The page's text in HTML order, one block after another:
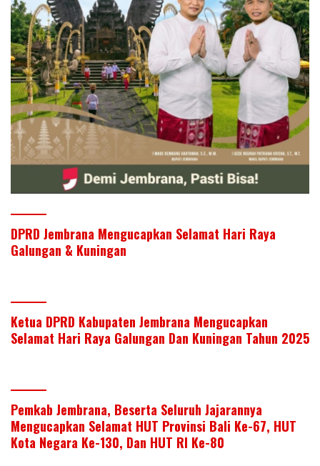
DPRD Jembrana Mengucapkan Selamat Hari Raya
Galungan & Kuningan
Ketua DPRD Kabupaten Jembrana Mengucapkan
Selamat Hari Raya Galungan Dan Kuningan Tahun 2025
Pemkab Jembrana, Beserta Seluruh Jajarannya
Mengucapkan Selamat HUT Provinsi Bali Ke-67, HUT
Kota Negara Ke-130, Dan HUT RI Ke-80